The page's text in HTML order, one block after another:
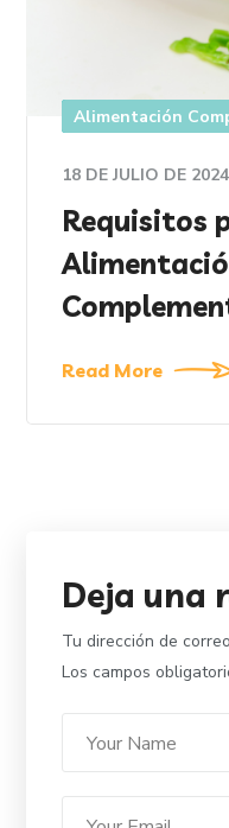
Alimentación
18 DE JULIO DE 2024
Requisitos
Read More
Deja una
Tu dirección de
Los campos